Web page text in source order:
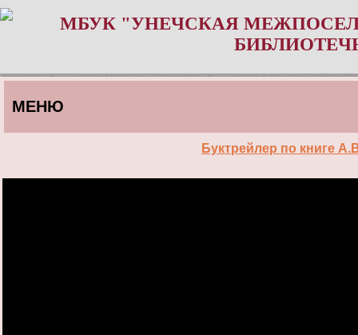
МБУК "УНЕЧСКАЯ
МЕНЮ
Буктрейлер по книге